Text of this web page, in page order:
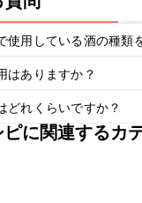
使用している酒の種類
はありますか？
どれくらいですか？
は冷蔵で2~3日が目安
に関連するカ